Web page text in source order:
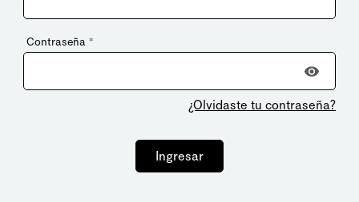
Contraseña *
¿Olvidaste tu contraseña?
Ingresar